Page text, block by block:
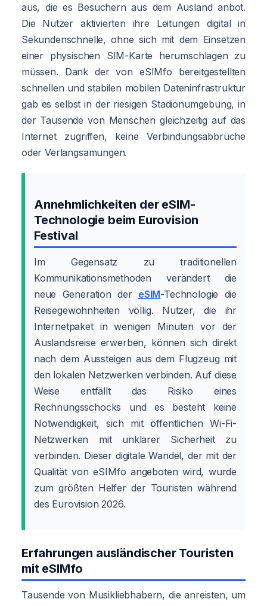
aus, die es Besuchern aus dem Ausland anbot.
Die Nutzer aktivierten ihre Leitungen digital in
Sekundenschnelle, ohne sich mit dem Einsetzen
einer physischen SIM-Karte herumschlagen zu
müssen. Dank der von eSIMfo bereitgestellten
schnellen und stabilen mobilen Dateninfrastruktur
gab es selbst in der riesigen Stadionumgebung, in
der Tausende von Menschen gleichzeitig auf das
Internet zugriffen, keine Verbindungsabbrüche
oder Verlangsamungen.
Annehmlichkeiten der eSIM-
Technologie beim Eurovision
Festival
Im Gegensatz zu traditionellen
Kommunikationsmethoden verändert die
neue Generation der eSIM-Technologie die
Reisegewohnheiten völlig. Nutzer, die ihr
Internetpaket in wenigen Minuten vor der
Auslandsreise erwerben, können sich direkt
nach dem Aussteigen aus dem Flugzeug mit
den lokalen Netzwerken verbinden. Auf diese
Weise entfällt das Risiko eines
Rechnungsschocks und es besteht keine
Notwendigkeit, sich mit öffentlichen Wi-Fi-
Netzwerken mit unklarer Sicherheit zu
verbinden. Dieser digitale Wandel, der mit der
Qualität von eSIMfo angeboten wird, wurde
zum größten Helfer der Touristen während
des Eurovision 2026.
Erfahrungen ausländischer Touristen
mit eSIMfo
Tausende von Musikliebhabern, die anreisten, um